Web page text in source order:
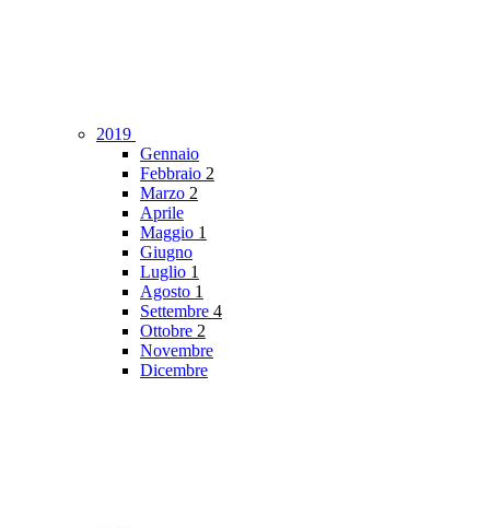
2019
Gennaio
Febbraio 2
Marzo 2
Aprile
Maggio 1
Giugno
Luglio 1
Agosto 1
Settembre 4
Ottobre 2
Novembre
Dicembre